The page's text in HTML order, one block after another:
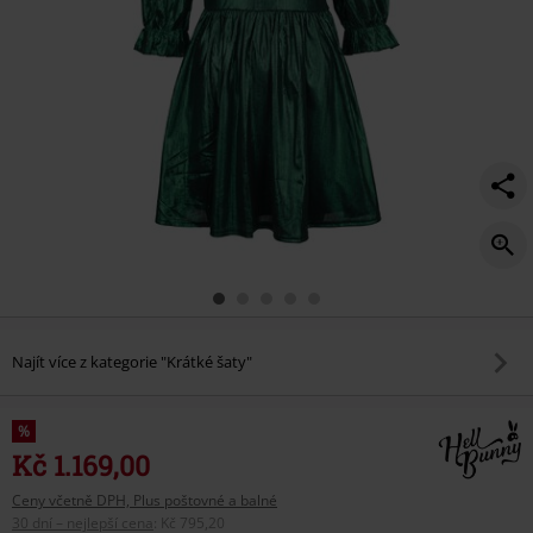
Najít více z kategorie "Krátké šaty"
%
Kč 1.169,00
Ceny včetně DPH, Plus poštovné a balné
30 dní – nejlepší cena
Kč 795,20